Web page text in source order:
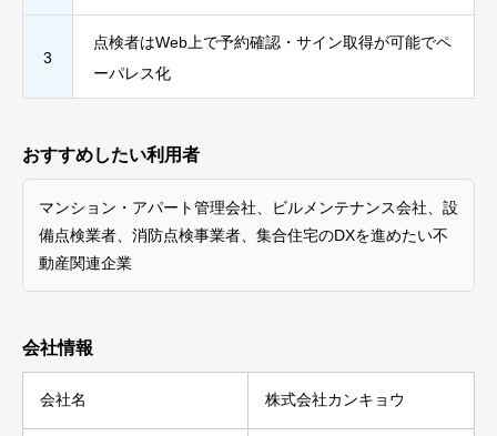
3
点検者はWeb上で予約確認・サイン取得が可能でペ
ーパレス化
おすすめしたい利用者
マンション・アパート管理会社、ビルメンテナンス会社、設
備点検業者、消防点検事業者、集合住宅のDXを進めたい不
動産関連企業
会社情報
会社名 株式会社カンキョウ